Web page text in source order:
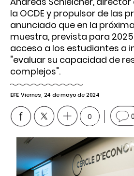
la OCDE y propulsor de las
anunciado que en la
muestra, prevista para
acceso a los estudiantes a
"evaluar su capacidad de
complejos".
EFE Viernes, 24 de mayo de 2024
0 0